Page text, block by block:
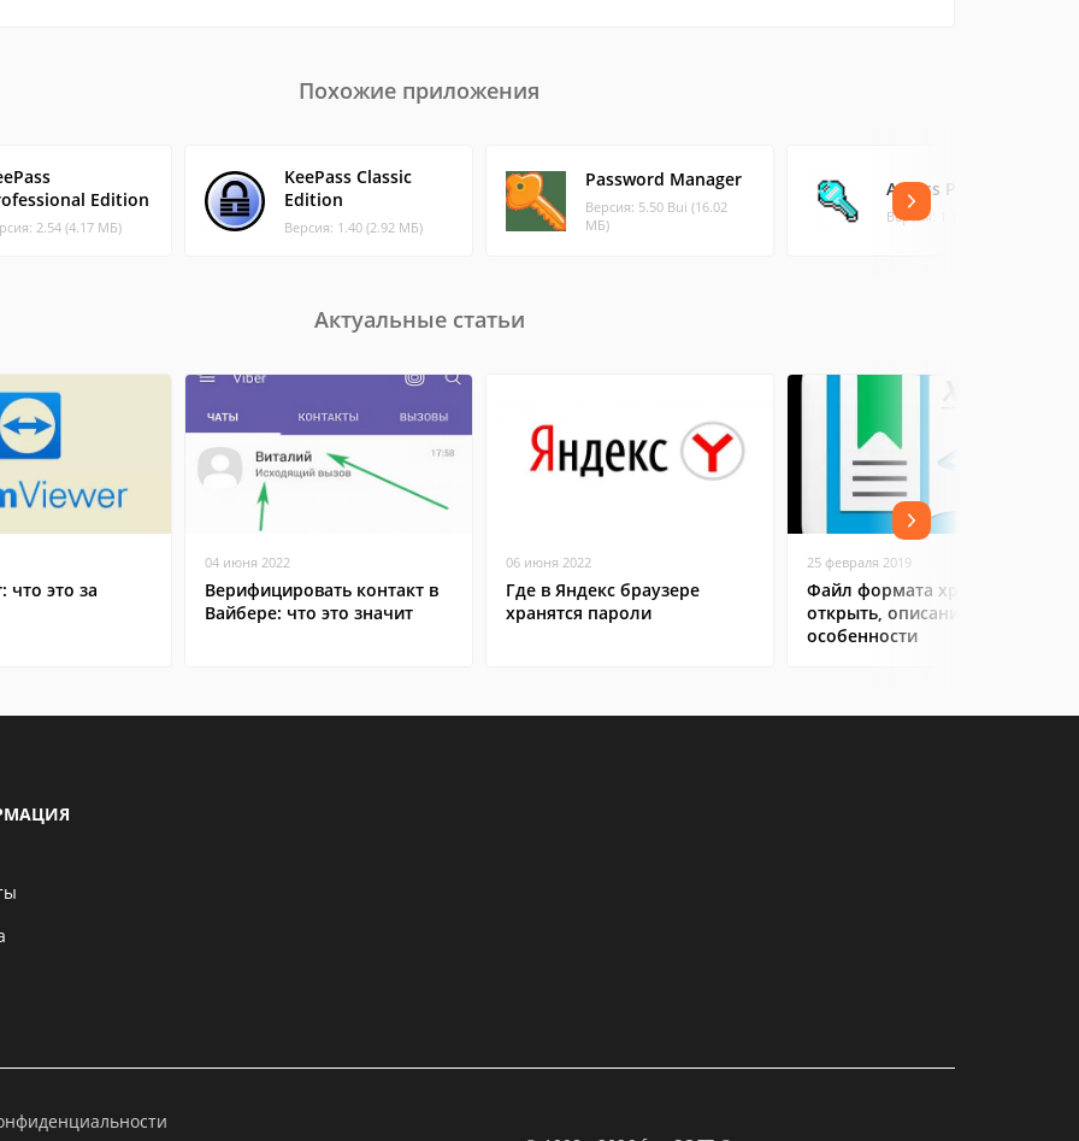
Похожие приложения
Edition
2.54 (4.17 МБ)
KeePass Classic
Edition
Версия: 1.40 (2.92 МБ)
Password Manager
Версия: 5.50 Bui (16.02
МБ)
Access PassView
Версия: 1.12 (0.02 МБ)
Актуальные статьи
что это за
04 июня 2022
Верифицировать контакт в
Вайбере: что это значит
06 июня 2022
Где в Яндекс браузере
хранятся пароли
25 февраля 2019
Файл формата xps: чем
открыть, описание,
особенности